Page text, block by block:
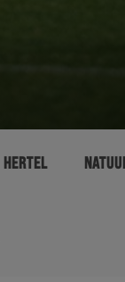
HERTEL